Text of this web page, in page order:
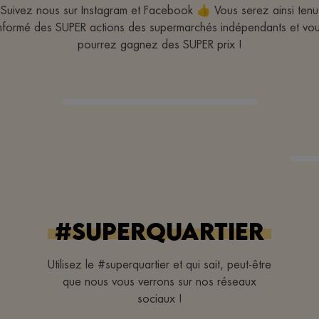
Suivez nous sur Instagram et Facebook 👍 Vous serez ainsi tenu
des SUPER actions des supermarchés indépendants et
pourrez gagnez des SUPER prix !
#superquartier
Utilisez le #superquartier et qui sait, peut-être
que nous vous verrons sur nos réseaux
sociaux !